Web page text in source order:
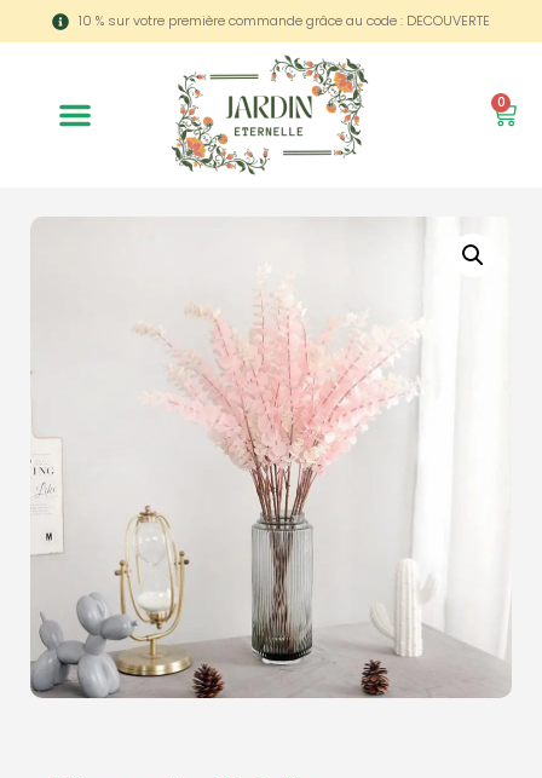
10 % sur votre première commande grâce au code : DECOUVERTE
0